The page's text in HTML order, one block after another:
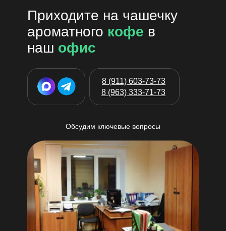
Приходите на чашечку
ароматного кофе в
наш офис
Обсудим ключевые вопросы
8 (911) 603-73-73
8 (963) 333-71-73